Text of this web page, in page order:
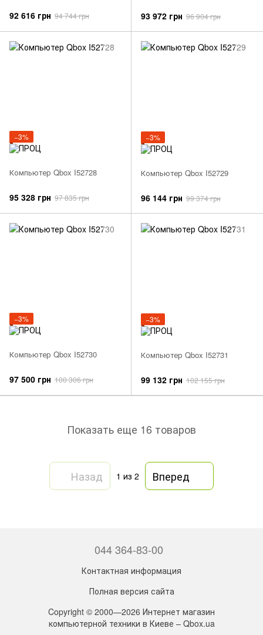
92 616 грн 94 744 грн 93 972 грн 96 904 грн
−3%
Компьютер Qbox I52728
95 328 грн 97 835 грн
−3%
Компьютер Qbox I52729
96 144 грн 99 374 грн
−3%
Компьютер Qbox I52730
97 500 грн 100 306 грн
−3%
Компьютер Qbox I52731
99 132 грн 102 155 грн
Показать еще 16 товаров
Назад 1 из 2 Вперед
044 364-83-00
Контактная информация
Полная версия сайта
Copyright © 2000—2026 Интернет магазин
компьютерной техники в Киеве – Qbox.ua